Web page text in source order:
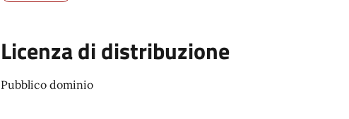
Licenza di distribuzione
Pubblico dominio